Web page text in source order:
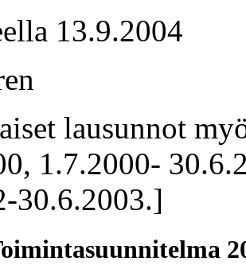
13.9.2004
lausunnot
1.7.2000-
30.6.2003.]